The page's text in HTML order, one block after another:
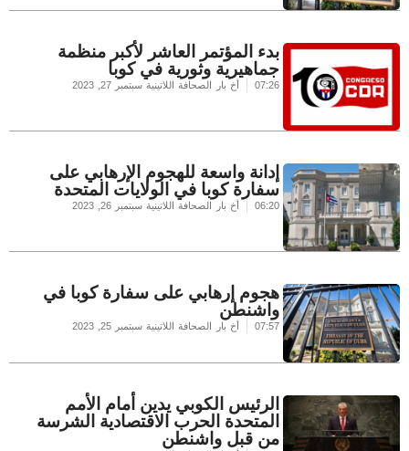
بدء المؤتمر العاشر لأكبر منظمة
جماهيرية وثورية في كوبا
07:26 أخ بار الصحافة اللاتينية سبتمبر 27, 2023
إدانة واسعة للهجوم الإرهابي على
سفارة كوبا في الولايات المتحدة
06:20 أخ بار الصحافة اللاتينية سبتمبر 26, 2023
هجوم إرهابي على سفارة كوبا في
واشنطن
07:57 أخ بار الصحافة اللاتينية سبتمبر 25, 2023
الرئيس الكوبي يدين أمام الأمم
المتحدة الحرب الاقتصادية الشرسة
من قبل واشنطن